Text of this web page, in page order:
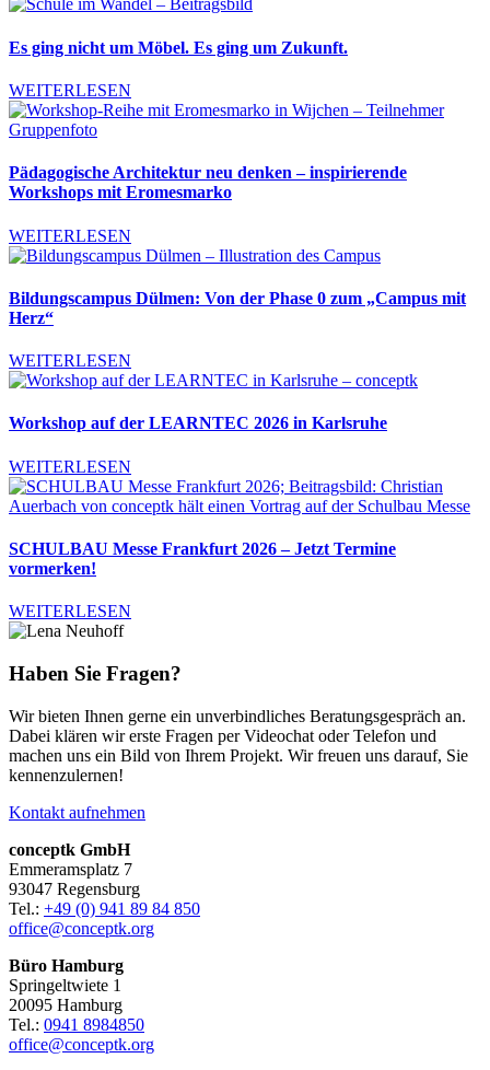
Es ging nicht um Möbel. Es ging um Zukunft.
WEITERLESEN
Pädagogische Architektur neu denken – inspirierende
Workshops mit Eromesmarko
WEITERLESEN
Bildungscampus Dülmen: Von der Phase 0 zum „Campus mit
Herz“
WEITERLESEN
Workshop auf der LEARNTEC 2026 in Karlsruhe
WEITERLESEN
SCHULBAU Messe Frankfurt 2026 – Jetzt Termine
vormerken!
WEITERLESEN
Haben Sie Fragen?
Wir bieten Ihnen gerne ein unverbindliches Beratungsgespräch an.
Dabei klären wir erste Fragen per Videochat oder Telefon und
machen uns ein Bild von Ihrem Projekt. Wir freuen uns darauf, Sie
kennenzulernen!
Kontakt aufnehmen
conceptk GmbH
Emmeramsplatz 7
93047 Regensburg
Tel.: +49 (0) 941 89 84 850
office@conceptk.org
Büro Hamburg
Springeltwiete 1
20095 Hamburg
Tel.: 0941 8984850
office@conceptk.org